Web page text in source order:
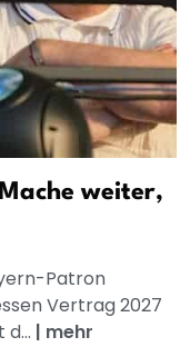
weiter,
Patron
Vertrag 2027
| mehr